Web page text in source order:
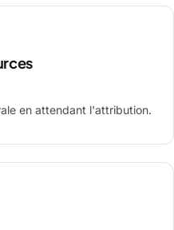
en attendant l'attribution.